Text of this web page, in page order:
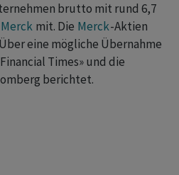
brutto mit rund 6,7
Merck mit. Die Merck-Aktien
eine mögliche Übernahme
Times» und die
berichtet.